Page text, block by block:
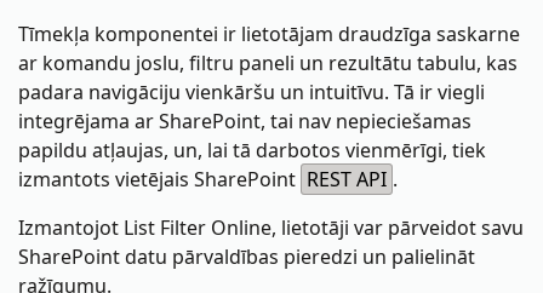
Tīmekļa komponentei ir lietotājam draudzīga saskarne
ar komandu joslu, filtru paneli un rezultātu tabulu, kas
padara navigāciju vienkāršu un intuitīvu. Tā ir viegli
integrējama ar SharePoint, tai nav nepieciešamas
papildu atļaujas, un, lai tā darbotos vienmērīgi, tiek
izmantots vietējais SharePoint REST API .
Izmantojot List Filter Online, lietotāji var pārveidot savu
SharePoint datu pārvaldības pieredzi un palielināt
ražīgumu.